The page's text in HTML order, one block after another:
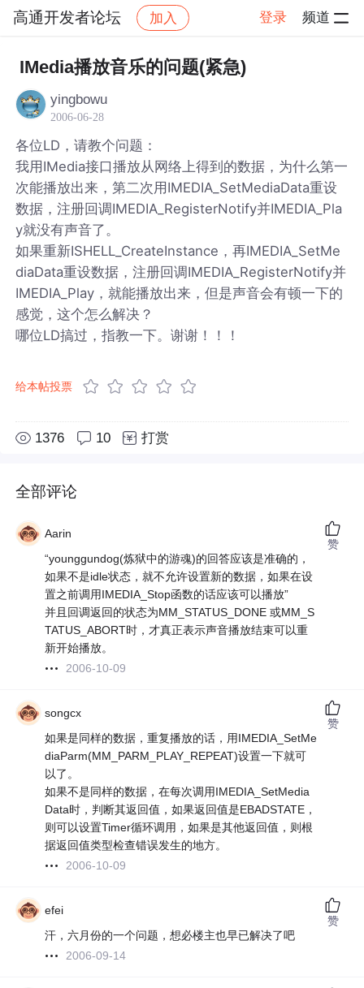
高通开发者论坛 加入 登录 频道
社区 高通开发者论坛 帖子详情
IMedia播放音乐的问题(紧急)
yingbowu
2006-06-28
各位LD，请教个问题：
我用IMedia接口播放从网络上得到的数据，为什么第一
次能播放出来，第二次用IMEDIA_SetMediaData重设
数据，注册回调IMEDIA_RegisterNotify并IMEDIA_Pla
y就没有声音了。
如果重新ISHELL_CreateInstance，再IMEDIA_SetMe
diaData重设数据，注册回调IMEDIA_RegisterNotify并
IMEDIA_Play，就能播放出来，但是声音会有顿一下的
感觉，这个怎么解决？
哪位LD搞过，指教一下。谢谢！！！
给本帖投票
1376 10 打赏
全部评论
Aarin
“younggundog(炼狱中的游魂)的回答应该是准确的，
如果不是idle状态，就不允许设置新的数据，如果在设
置之前调用IMEDIA_Stop函数的话应该可以播放”
并且回调返回的状态为MM_STATUS_DONE 或MM_S
TATUS_ABORT时，才真正表示声音播放结束可以重
新开始播放。
2006-10-09
赞
songcx
如果是同样的数据，重复播放的话，用IMEDIA_SetMe
diaParm(MM_PARM_PLAY_REPEAT)设置一下就可
以了。
如果不是同样的数据，在每次调用IMEDIA_SetMedia
Data时，判断其返回值，如果返回值是EBADSTATE，
则可以设置Timer循环调用，如果是其他返回值，则根
据返回值类型检查错误发生的地方。
2006-10-09
赞
efei
汗，六月份的一个问题，想必楼主也早已解决了吧
2006-09-14
赞